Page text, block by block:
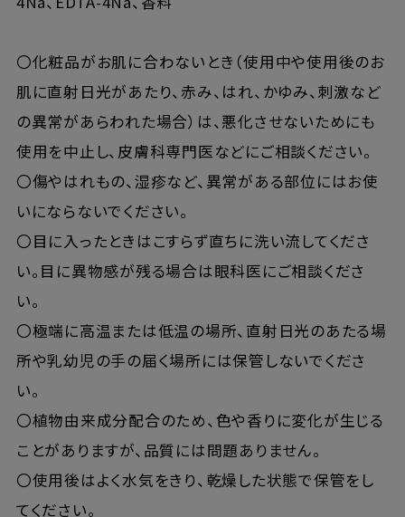
〇化粧品がお肌に合わないとき（使用中や使用後のお
肌に直射日光があたり、赤み、はれ、かゆみ、刺激など
の異常があらわれた場合）は、悪化させないためにも
使用を中止し、皮膚科専門医などにご相談ください。
〇傷やはれもの、湿疹など、異常がある部位にはお使
いにならないでください。
〇目に入ったときはこすらず直ちに洗い流してくださ
い。目に異物感が残る場合は眼科医にご相談くださ
い。
〇極端に高温または低温の場所、直射日光のあたる場
所や乳幼児の手の届く場所には保管しないでくださ
い。
〇植物由来成分配合のため、色や香りに変化が生じる
ことがありますが、品質には問題ありません。
〇使用後はよく水気をきり、乾燥した状態で保管をし
てください。